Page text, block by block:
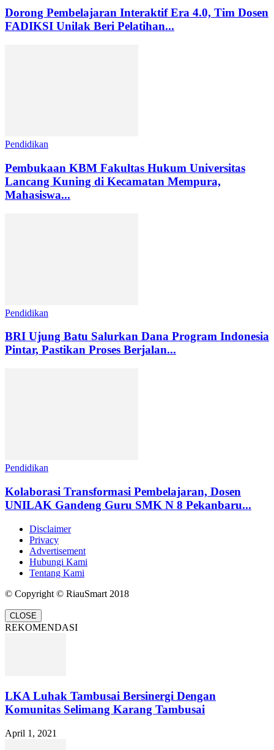
Dorong Pembelajaran Interaktif Era 4.0, Tim Dosen
FADIKSI Unilak Beri Pelatihan...
Pendidikan
Pembukaan KBM Fakultas Hukum Universitas
Lancang Kuning di Kecamatan Mempura,
Mahasiswa...
Pendidikan
BRI Ujung Batu Salurkan Dana Program Indonesia
Pintar, Pastikan Proses Berjalan...
Pendidikan
Kolaborasi Transformasi Pembelajaran, Dosen
UNILAK Gandeng Guru SMK N 8 Pekanbaru...
Disclaimer
Privacy
Advertisement
Hubungi Kami
Tentang Kami
© Copyright © RiauSmart 2018
CLOSE
REKOMENDASI
LKA Luhak Tambusai Bersinergi Dengan
Komunitas Selimang Karang Tambusai
April 1, 2021